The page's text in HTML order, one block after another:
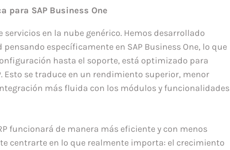
para SAP Business One
servicios en la nube genérico. Hemos desarrollado
específicamente en SAP Business One, lo que
hasta el soporte, está optimizado para
Esto se traduce en un rendimiento superior, menor
más fluida con los módulos y funcionalidades
funcionará de manera más eficiente y con menos
centrarte en lo que realmente importa: el crecimiento